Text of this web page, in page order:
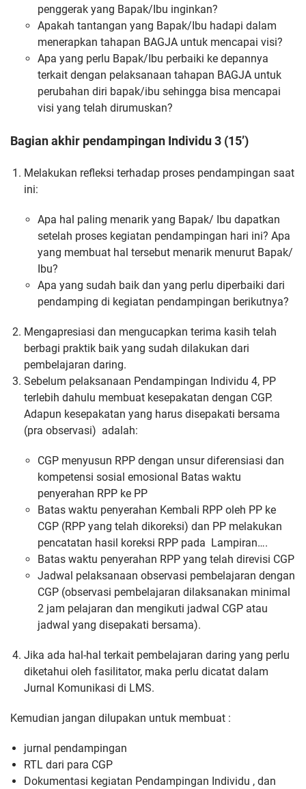
penggerak yang Bapak/Ibu inginkan?
Apakah tantangan yang Bapak/Ibu hadapi dalam
menerapkan tahapan BAGJA untuk mencapai visi?
Apa yang perlu Bapak/Ibu perbaiki ke depannya
terkait dengan pelaksanaan tahapan BAGJA untuk
perubahan diri bapak/ibu sehingga bisa mencapai
visi yang telah dirumuskan?
Bagian akhir pendampingan Individu 3 (15’)
Melakukan refleksi terhadap proses pendampingan saat
ini:
Apa hal paling menarik yang Bapak/ Ibu dapatkan
setelah proses kegiatan pendampingan hari ini? Apa
yang membuat hal tersebut menarik menurut Bapak/
Ibu?
Apa yang sudah baik dan yang perlu diperbaiki dari
pendamping di kegiatan pendampingan berikutnya?
Mengapresiasi dan mengucapkan terima kasih telah
berbagi praktik baik yang sudah dilakukan dari
pembelajaran daring.
Sebelum pelaksanaan Pendampingan Individu 4, PP
terlebih dahulu membuat kesepakatan dengan CGP.
Adapun kesepakatan yang harus disepakati bersama
(pra observasi) adalah:
CGP menyusun RPP dengan unsur diferensiasi dan
kompetensi sosial emosional Batas waktu
penyerahan RPP ke PP
Batas waktu penyerahan Kembali RPP oleh PP ke
CGP (RPP yang telah dikoreksi) dan PP melakukan
pencatatan hasil koreksi RPP pada Lampiran….
Batas waktu penyerahan RPP yang telah direvisi CGP
Jadwal pelaksanaan observasi pembelajaran dengan
CGP (observasi pembelajaran dilaksanakan minimal
2 jam pelajaran dan mengikuti jadwal CGP atau
jadwal yang disepakati bersama).
Jika ada hal-hal terkait pembelajaran daring yang perlu
diketahui oleh fasilitator, maka perlu dicatat dalam
Jurnal Komunikasi di LMS.
Kemudian jangan dilupakan untuk membuat :
jurnal pendampingan
RTL dari para CGP
Dokumentasi kegiatan Pendampingan Individu , dan